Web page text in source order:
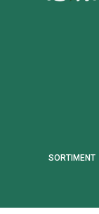
SORTIMENT